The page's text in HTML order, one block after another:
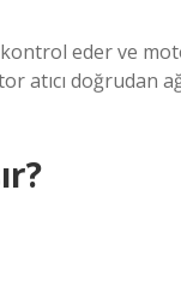
kontrol eder ve
atıcı doğrudan